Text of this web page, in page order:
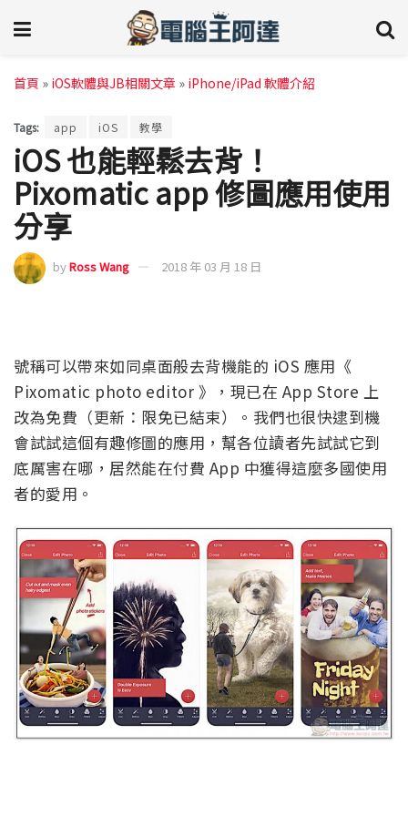
首頁 » iOS軟體與JB相關文章 » iPhone/iPad 軟體介紹
Tags: app iOS 教學
iOS 也能輕鬆去背！
Pixomatic app 修圖應用使用
分享
byRoss Wang 2018 年 03 月 18 日
號稱可以帶來如同桌面般去背機能的 iOS 應用《
Pixomatic photo editor 》，現已在 App Store 上
改為免費（更新：限免已結束）。我們也很快逮到機
會試試這個有趣修圖的應用，幫各位讀者先試試它到
底厲害在哪，居然能在付費 App 中獲得這麼多國使用
者的愛用。